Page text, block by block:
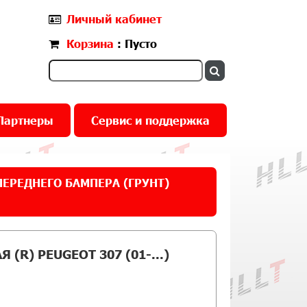
Личный кабинет
Корзина : Пусто
Сервис и поддержка
БАМПЕРА (ГРУНТ)
PEUGEOT 307 (01-...)